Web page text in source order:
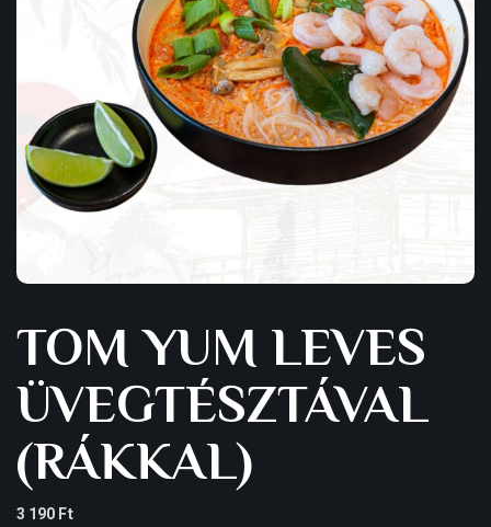
TOM YUM LEVES
ÜVEGTÉSZTÁVAL
(RÁKKAL)
3 190Ft